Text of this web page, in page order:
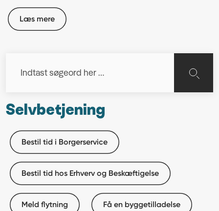
Læs mere
Selvbetjening
Bestil tid i Borgerservice
Bestil tid hos Erhverv og Beskæftigelse
Meld flytning Få en byggetilladelse